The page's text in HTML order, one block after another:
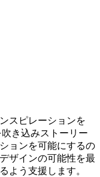
スピレーションを
き込みストーリー
ョンを可能にするの
ザインの可能性を最
よう支援します。